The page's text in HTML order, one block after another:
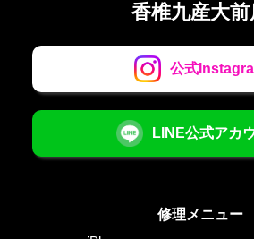
香椎九産大前
公式
LINE公式アカ
修理メニュー